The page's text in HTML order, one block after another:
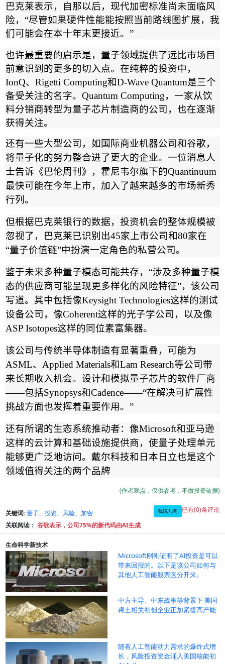
巴克莱表示，自那以后，现代加密标准尚未面临风
险， “尽管如果硬件性能能按照当前路线图扩展，我
们可能会在本十年末更接近。 ”
也许最重要的启示是，量子领域提供了远比市场目
前意识到的更多的切入点。在纯粹的投资中，
IonQ、 Rigetti Computing和D-Wave Quantum是三个
备受关注的名字。 Quantum Computing，一家从饮
料分销商转型为量子芯片制造商的公司，也在逐渐
获得关注。
还有一些大型公司，如国际商业机器公司和谷歌，
将量子化的努力整合进了更大的企业。一位消息人
士告诉《巴伦周刊》，霍尼韦尔旗下的Quantinuum
最快可能在今年上市，加入了越来越多的市场新秀
行列。
但根据巴克莱银行的数据，投资机会的整体规模被
忽视了，巴克莱已识别出45家上市公司和80家在
“量子价值链”中扮演一定角色的私营公司。
鉴于未来多种量子模态可能共存， “涉及多种量子模
态的供应商可能呈现更多样化的风险特征”，该公司
写道。其中包括像Keysight Technologies这样的测试
设备公司，像Coherent这样的光子学公司，以及像
ASP Isotopes这样的同位素富集器。
该公司与传统半导体制造有显著重叠，可能为
ASML、 Applied Materials和Lam Research等公司带
来长期收入机会。设计和模拟量子芯片的软件厂商
——包括Synopsys和Cadence——“在解决可扩展性
挑战方面也发挥着重要作用。 ”
还有所谓的生态系统推动者：像Microsoft和亚马逊
这样的云计算和基础设施提供商，使量子处理单元
能够更广泛地访问。戴尔科技和日本日立也是这个
领域值得关注的两个品牌
(作者观点，仅供参考，不做投资依据)
关键词: 量子、投资、风险、加密 我说几句 已有(0)条评论
关联阅读： 谷歌表示，公司75%的新代码由AI生成
生命科学新技术
Microsoft刚刚证明了AI投资是可以
带来回报的。以下是该公司如何与
其他人工智能股票区分开来。
中方主导、中东战事等背景下 美国
稀土相关初创企业正加紧提高产能
随着人工智能动力需求的爆炸式增
长，风险投资资金涌入美国核能初